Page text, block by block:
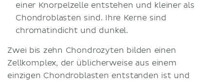
einer Knorpelzelle entstehen und kleiner als
Chondroblasten sind. Ihre Kerne sind
chromatindicht und dunkel.
Zwei bis zehn Chondrozyten bilden einen
Zellkomplex, der üblicherweise aus einem
einzigen Chondroblasten entstanden ist und